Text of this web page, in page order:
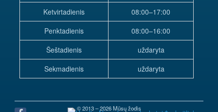
Ketvirtadienis
08:00–17:00
Penktadienis
08:00–16:00
Šeštadienis
uždaryta
Sekmadienis
uždaryta
© 2013 – 2026 Mūsų žodis